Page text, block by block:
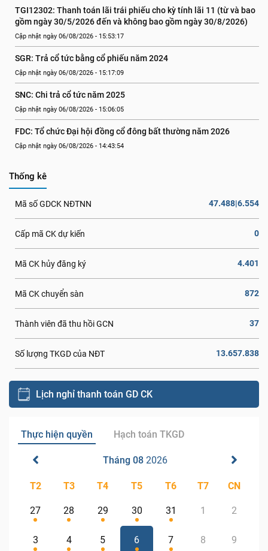
TGI12302: Thanh toán lãi trái phiếu cho kỳ tính lãi 11 (từ và bao
gồm ngày 30/5/2026 đến và không bao gồm ngày 30/8/2026)
Cập nhật ngày 06/08/2026 - 15:53:17
SGR: Trả cổ tức bằng cổ phiếu năm 2024
Cập nhật ngày 06/08/2026 - 15:17:09
SNC: Chi trả cổ tức năm 2025
Cập nhật ngày 06/08/2026 - 15:06:05
FDC: Tổ chức Đại hội đồng cổ đông bất thường năm 2026
Cập nhật ngày 06/08/2026 - 14:43:54
Thống kê
Mã số GDCK NĐTNN 47.488|6.554
Cấp mã CK dự kiến 0
Mã CK hủy đăng ký 4.401
Mã CK chuyển sàn 872
Thành viên đã thu hồi GCN 37
Số lượng TKGD của NĐT 13.657.838
Lịch nghỉ thanh toán GD CK
Thực hiện quyền Hạch toán TKGD
Tháng 08 2026
T2 T3 T4 T5 T6 T7 CN
27 28 29 30 31 1 2
3 4 5 6 7 8 9